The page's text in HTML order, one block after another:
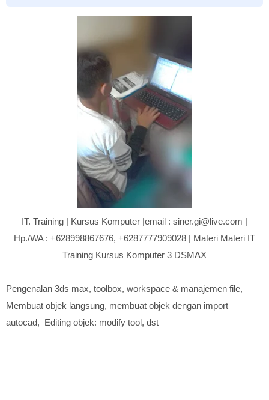
IT. Training | Kursus Komputer |email : siner.gi@live.com |
Hp./WA : +628998867676, +6287777909028 | Materi Materi IT
Training Kursus Komputer 3 DSMAX
Pengenalan 3ds max, toolbox, workspace & manajemen file,
Membuat objek langsung, membuat objek dengan import
autocad, Editing objek: modify tool, dst